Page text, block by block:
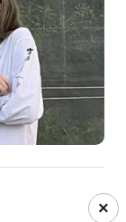
×